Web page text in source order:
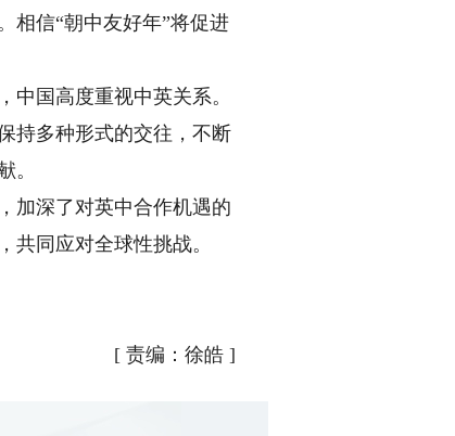
信“朝中友好年”将促进
国高度重视中英关系。
持多种形式的交往，不断
。
加深了对英中合作机遇的
同应对全球性挑战。
[ 责编：徐皓 ]